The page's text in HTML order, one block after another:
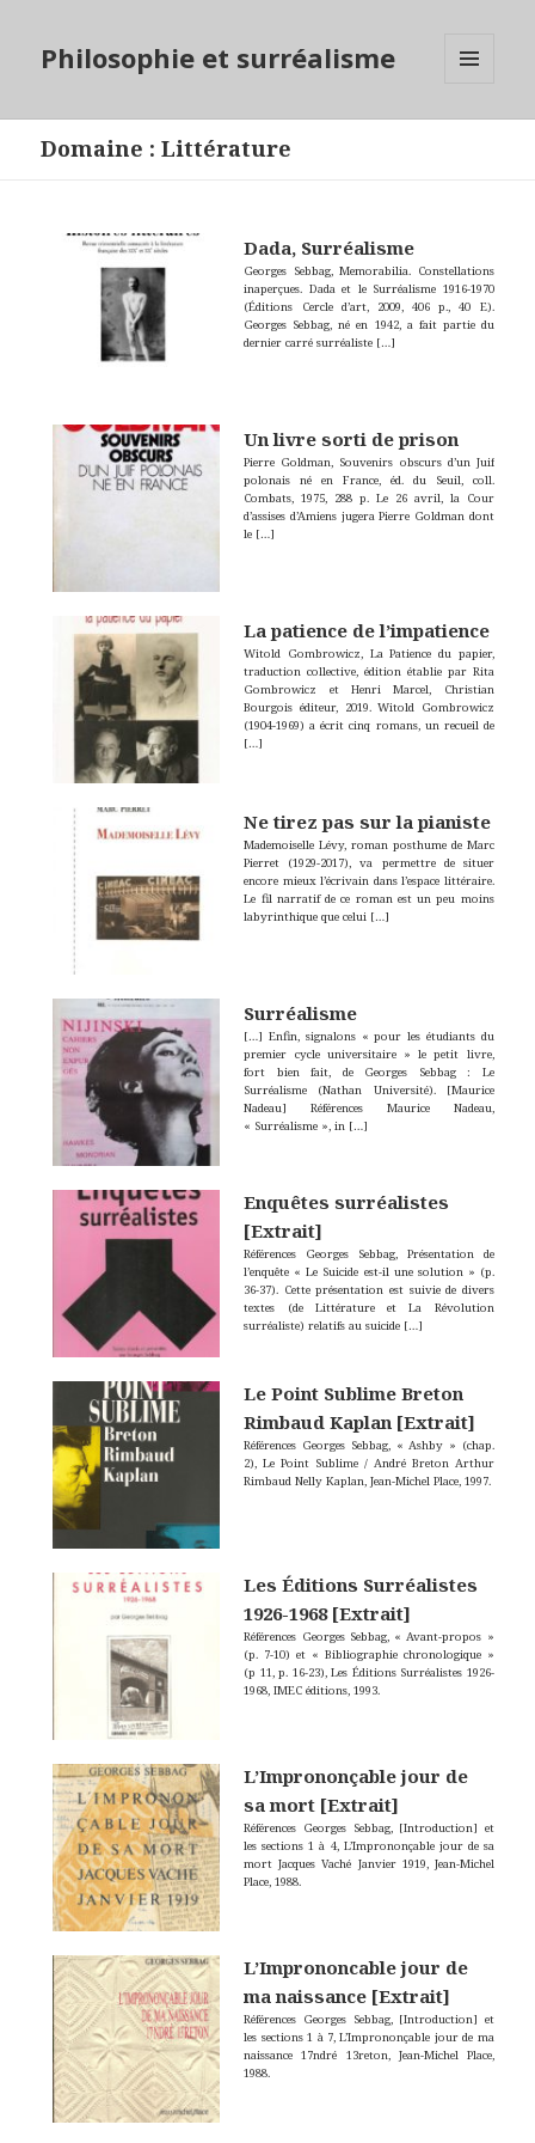
Philosophie et surréalisme
Domaine :Littérature
Dada, Surréalisme
Georges Sebbag, Memorabilia. Constellations
inaperçues. Dada et le Surréalisme 1916-1970
(Éditions Cercle d’art, 2009, 406 p., 40 E).
Georges Sebbag, né en 1942, a fait partie du
dernier carré surréaliste […]
Un livre sorti de prison
Pierre Goldman, Souvenirs obscurs d’un Juif
polonais né en France, éd. du Seuil, coll.
Combats, 1975, 288 p. Le 26 avril, la Cour
d’assises d’Amiens jugera Pierre Goldman dont
le […]
La patience de l’impatience
Witold Gombrowicz, La Patience du papier,
traduction collective, édition établie par Rita
Gombrowicz et Henri Marcel, Christian
Bourgois éditeur, 2019. Witold Gombrowicz
(1904-1969) a écrit cinq romans, un recueil de
[…]
Ne tirez pas sur la pianiste
Mademoiselle Lévy, roman posthume de Marc
Pierret (1929-2017), va permettre de situer
encore mieux l’écrivain dans l’espace littéraire.
Le fil narratif de ce roman est un peu moins
labyrinthique que celui […]
Surréalisme
[…] Enfin, signalons « pour les étudiants du
premier cycle universitaire » le petit livre,
fort bien fait, de Georges Sebbag : Le
Surréalisme (Nathan Université). [Maurice
Nadeau] Références Maurice Nadeau,
« Surréalisme », in […]
Enquêtes surréalistes
[Extrait]
Références Georges Sebbag, Présentation de
l’enquête « Le Suicide est-il une solution » (p.
36-37). Cette présentation est suivie de divers
textes (de Littérature et La Révolution
surréaliste) relatifs au suicide […]
Le Point Sublime Breton
Rimbaud Kaplan [Extrait]
Références Georges Sebbag, « Ashby » (chap.
2), Le Point Sublime / André Breton Arthur
Rimbaud Nelly Kaplan, Jean-Michel Place, 1997.
Les Éditions Surréalistes
1926-1968 [Extrait]
Références Georges Sebbag, « Avant-propos »
(p. 7-10) et « Bibliographie chronologique »
(p 11, p. 16-23), Les Éditions Surréalistes 1926-
1968, IMEC éditions, 1993.
L’Imprononçable jour de
sa mort [Extrait]
Références Georges Sebbag, [Introduction] et
les sections 1 à 4, L’Imprononçable jour de sa
mort Jacques Vaché Janvier 1919, Jean-Michel
Place, 1988.
L’Imprononcable jour de
ma naissance [Extrait]
Références Georges Sebbag, [Introduction] et
les sections 1 à 7, L’Imprononçable jour de ma
naissance 17ndré 13reton, Jean-Michel Place,
1988.